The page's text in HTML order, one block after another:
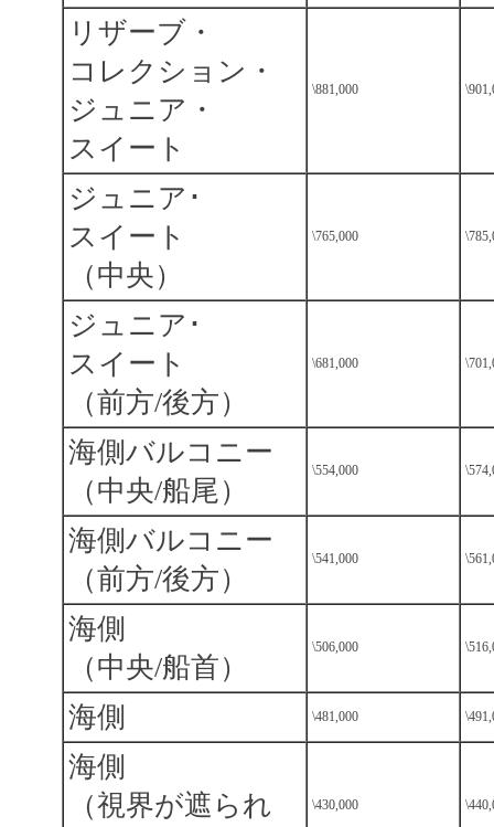
リザーブ・
コレクション・
ジュニア・
スイート
\881,000
ジュニア･
スイート
（中央）
\765,000
ジュニア･
スイート
（前方/後方）
\681,000
海側バルコニー
（中央/船尾）
\554,000
海側バルコニー
（前方/後方）
\541,000
海側
（中央/船首）
\506,000
海側 \481,000
海側
（視界が遮られ
\430,000